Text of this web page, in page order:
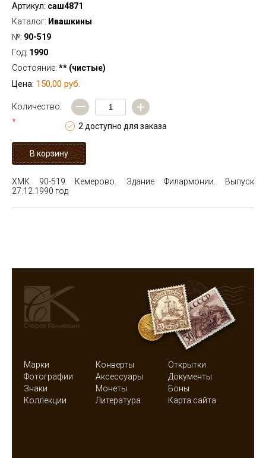
Артикул: саш4871
Каталог: Ивашкины
№: 90-519
Год: 1990
Состояние: ** (чистые)
Цена: 150,00 руб.
Количество:
*
— +
2 доступно для заказа
ХМК 90-519 Кемерово. Здание Филармонии. Выпуск
27.12.1990 год
Марки Конверты
Открытки
Фотографии
Аксессуары
Документы
Знаки
Монеты
Боны
Коллекции
Литература Карта сайта